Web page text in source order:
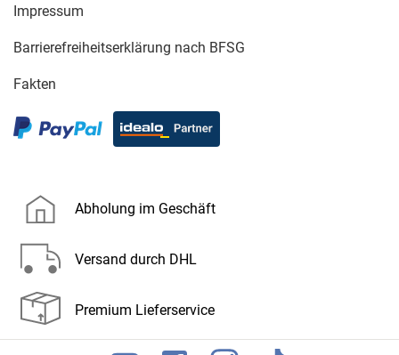
Impressum
Barrierefreiheitserklärung nach BFSG
Fakten
Abholung im Geschäft
Versand durch DHL
Premium Lieferservice